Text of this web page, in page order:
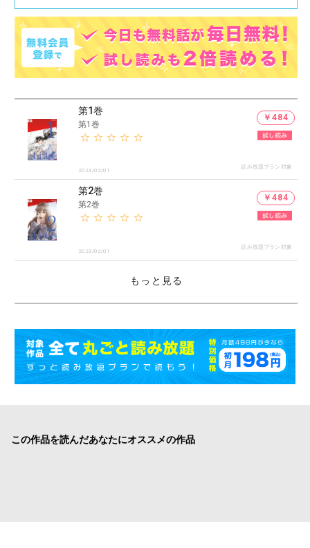
第1巻
第1巻
2023/02/01
￥484
読み放題プラン対象
第2巻
第2巻
2023/02/01
￥484
読み放題プラン対象
もっと見る
この作品を読んだあなたにオススメの作品